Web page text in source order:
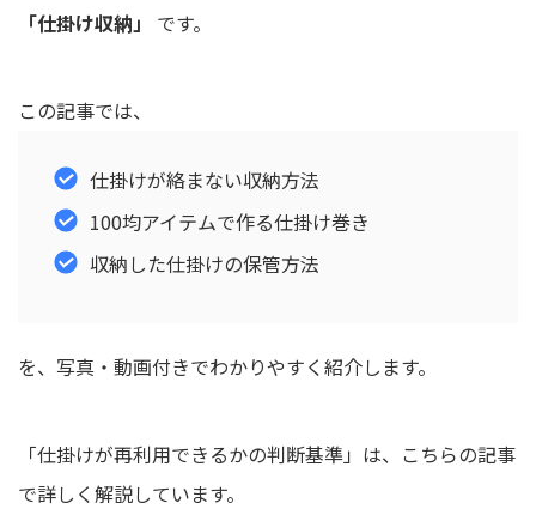
「仕掛け収納」
です。
この記事では、
仕掛けが絡まない収納方法
100均アイテムで作る仕掛け巻き
収納した仕掛けの保管方法
を、写真・動画付きでわかりやすく紹介します。
「仕掛けが再利用できるかの判断基準」は、こちらの記事
で詳しく解説しています。